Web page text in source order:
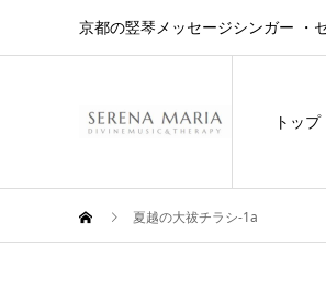
京都の竪琴メッセージシンガー ・
トップ
夏越の大祓チラシ-1a